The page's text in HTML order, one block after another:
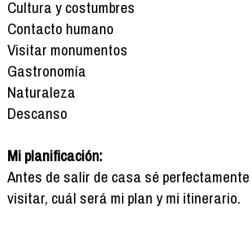
Cultura y costumbres
Contacto humano
Visitar monumentos
Gastronomía
Naturaleza
Descanso
Mi planificación:
Antes de salir de casa sé
visitar, cuál será mi plan y mi itinerario.